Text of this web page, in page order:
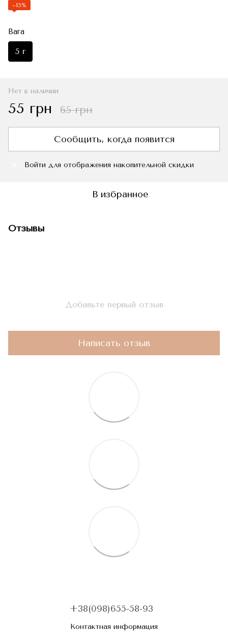
−15%
Вага
5 г
Нет в наличии
55 грн 65 грн
Сообщить, когда появится
Войти для отображения накопительной скидки
В избранное
Отзывы
Добавьте первый отзыв
Написать отзыв
+38(098)655-58-93
Контактная информация